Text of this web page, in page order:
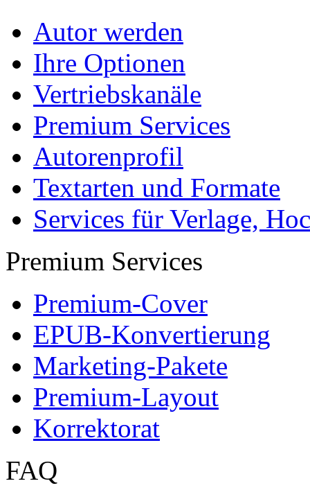
Autor werden
Ihre Optionen
Vertriebskanäle
Premium Services
Autorenprofil
Textarten und Formate
Services für Verlage,
Premium Services
Premium-Cover
EPUB-Konvertierung
Marketing-Pakete
Premium-Layout
Korrektorat
FAQ